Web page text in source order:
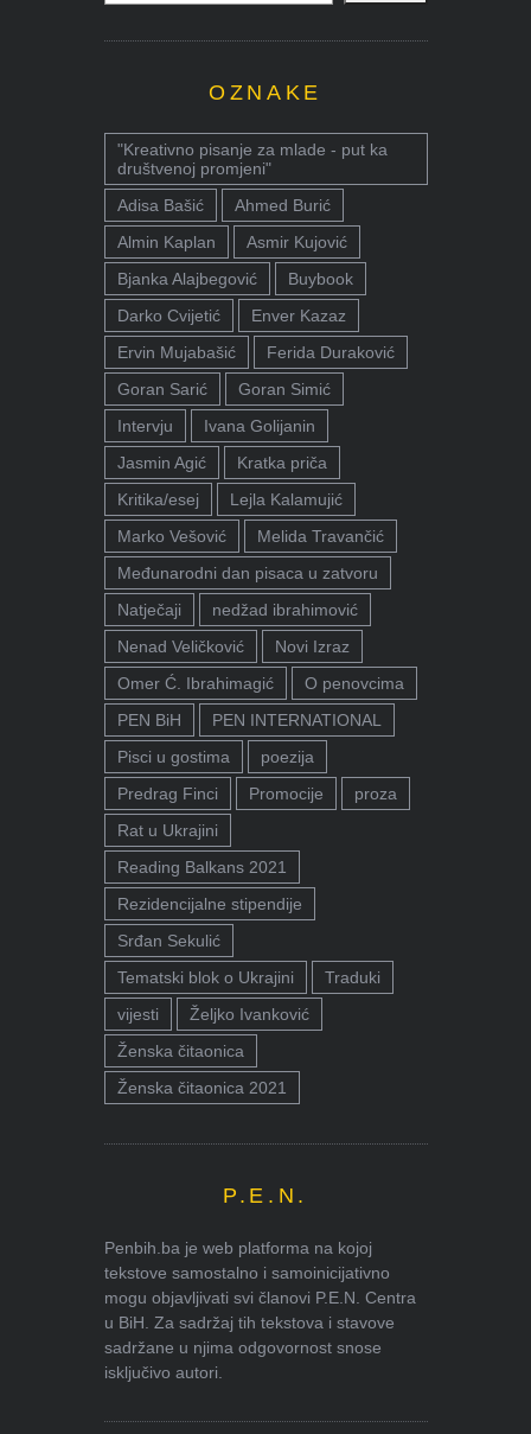
OZNAKE
"Kreativno pisanje za mlade - put ka
društvenoj promjeni"
Adisa Bašić
Ahmed Burić
Almin Kaplan
Asmir Kujović
Bjanka Alajbegović
Buybook
Darko Cvijetić
Enver Kazaz
Ervin Mujabašić
Ferida Duraković
Goran Sarić
Goran Simić
Intervju
Ivana Golijanin
Jasmin Agić
Kratka priča
Kritika/esej
Lejla Kalamujić
Marko Vešović
Melida Travančić
Međunarodni dan pisaca u zatvoru
Natječaji
nedžad ibrahimović
Nenad Veličković
Novi Izraz
Omer Ć. Ibrahimagić
O penovcima
PEN BiH
PEN INTERNATIONAL
Pisci u gostima
poezija
Predrag Finci
Promocije
proza
Rat u Ukrajini
Reading Balkans 2021
Rezidencijalne stipendije
Srđan Sekulić
Tematski blok o Ukrajini
Traduki
vijesti
Željko Ivanković
Ženska čitaonica
Ženska čitaonica 2021
P.E.N.
Penbih.ba je web platforma na kojoj
tekstove samostalno i samoinicijativno
mogu objavljivati svi članovi P.E.N. Centra
u BiH. Za sadržaj tih tekstova i stavove
sadržane u njima odgovornost snose
isključivo autori.